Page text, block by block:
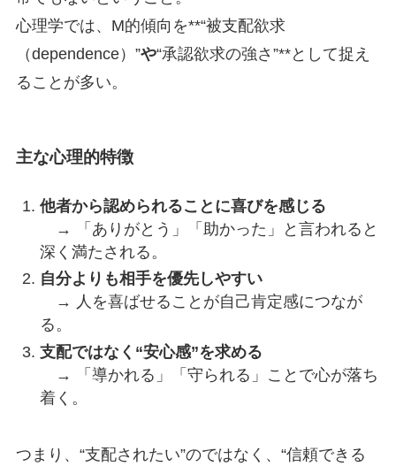
心理学では、M的傾向を**“被支配欲求
（dependence）”や“承認欲求の強さ”**として捉え
ることが多い。
主な心理的特徴
他者から認められることに喜びを感じる
→ 「ありがとう」「助かった」と言われると
深く満たされる。
自分よりも相手を優先しやすい
→ 人を喜ばせることが自己肯定感につなが
る。
支配ではなく“安心感”を求める
→ 「導かれる」「守られる」ことで心が落ち
着く。
つまり、“支配されたい”のではなく、“信頼できる